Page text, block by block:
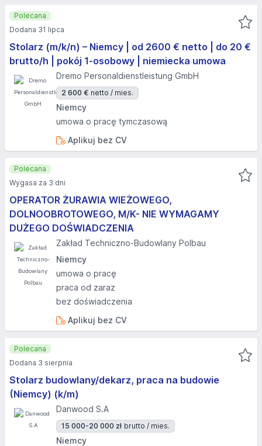
Stolarz (m/k/n) – Niemcy | od 2600 € netto | do 20 €
brutto/h | pokój 1-osobowy | niemiecka umowa
Dremo Personaldienstleistung GmbH
2 600 € netto / mies.
Niemcy
umowa o pracę tymczasową
Aplikuj bez CV
Polecana
Dodana 31 lipca
OPERATOR ŻURAWIA WIEŻOWEGO,
DOLNOOBROTOWEGO, M/K- NIE WYMAGAMY
DUŻEGO DOŚWIADCZENIA
Zakład Techniczno-Budowlany Polbau
Niemcy
umowa o pracę
praca od zaraz
bez doświadczenia
Aplikuj bez CV
Polecana
Wygasa za 3 dni
Stolarz budowlany/dekarz, praca na budowie
(Niemcy) (k/m)
Danwood S.A
15 000-20 000 zł brutto / mies.
Niemcy
Polecana
Dodana 3 sierpnia